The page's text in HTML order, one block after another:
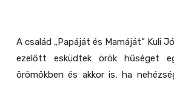
A család „Papáját és Mamáját” Kuli
ezelőtt esküdtek örök hűséget
örömökben és akkor is, ha